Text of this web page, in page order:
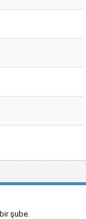
şube.